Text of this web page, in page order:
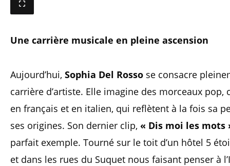
Une carrière musicale en pleine ascension
Aujourd’hui, Sophia Del Rosso se consacre
carrière d’artiste. Elle imagine des morceaux pop,
en français et en italien, qui reflètent à la fois sa
ses origines. Son dernier clip, « Dis moi les mots
parfait exemple. Tourné sur le toit d’un hôtel 5
et dans les rues du Suquet nous faisant penser à